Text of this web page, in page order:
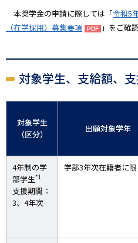
本奨学金の申請に際しては「令和5
（在学採用）募集要項
」をご確
対象学生、支給額、
対象学生
（区分）
出願対象学年
4年制の学
部学生*1
支援期間：
3、4年次
学部3年次在籍者に限